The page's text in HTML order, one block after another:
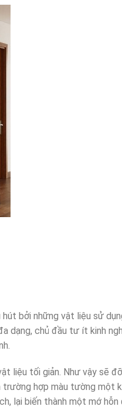
bởi những vật liệu sử
dạng, chủ đầu tư ít kinh
liệu tối giản. Như vậy sẽ
trường hợp màu tường một
lại biến thành một mớ hỗn